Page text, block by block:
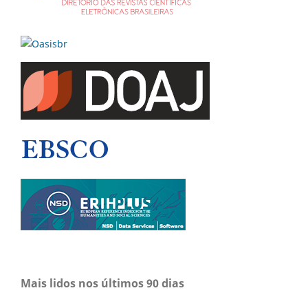
Mais lidos nos últimos 90 dias